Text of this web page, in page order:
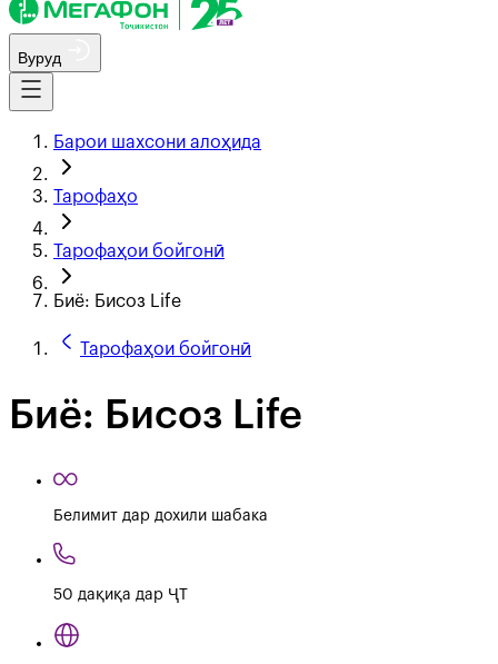
Вуруд
Барои шахсони алоҳида
Тарофаҳо
Тарофаҳои бойгонӣ
Биё: Бисоз Life
Тарофаҳои бойгонӣ
Биё: Бисоз Life
Белимит дар дохили шабака
50 дақиқа дар ҶТ